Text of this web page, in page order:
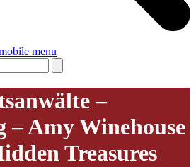
menu
–
– Amy Winehouse
Treasures